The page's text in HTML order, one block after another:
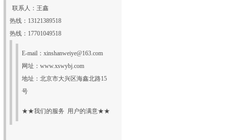
联系人：王鑫
热线：13121389518
热线：17701049518
E-mail： xinshanweiye@163.com
网址： www.xswybj.com
地址：北京市大兴区海鑫北路15
号
★★我们的服务 用户的满意★★